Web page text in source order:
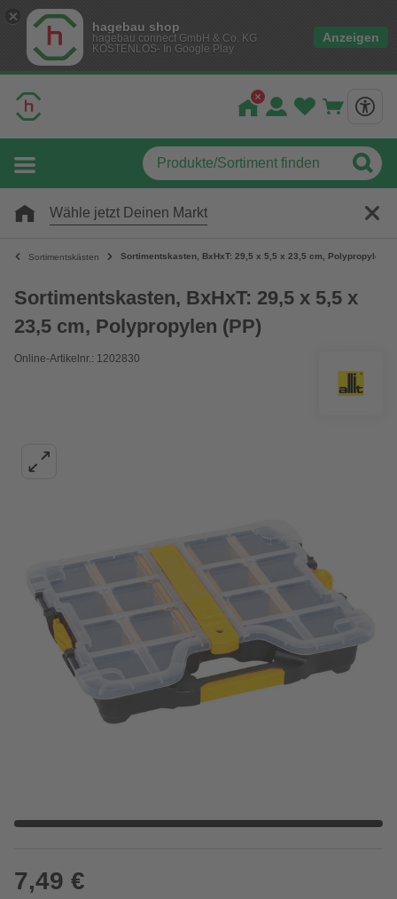
hagebau shop
hagebau connect GmbH & Co. KG
KOSTENLOS- In Google Play
Anzeigen
Wähle jetzt Deinen Markt
Sortimentskästen Sortimentskasten, BxHxT: 29,5 x 5,5 x 23,5 cm, Polypropylen
Sortimentskasten, BxHxT: 29,5 x 5,5 x
23,5 cm, Polypropylen (PP)
Online-Artikelnr.: 1202830
7,49 €